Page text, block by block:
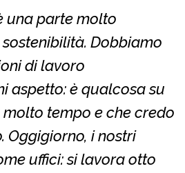
una parte molto
Dobbiamo
di lavoro
aspetto: è qualcosa su
tempo e che credo
Oggigiorno, i nostri
uffici: si lavora otto